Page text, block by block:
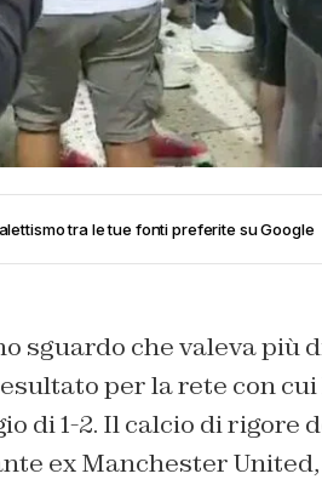
tra le tue fonti preferite su Google
sguardo che valeva più
per la rete con
di 1-2. Il calcio di rigore
ex Manchester United,